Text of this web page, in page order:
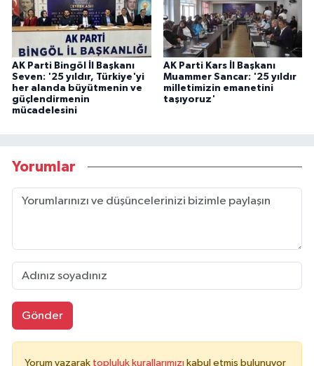
AK Parti Bingöl İl Başkanı
Seven: '25 yıldır, Türkiye'yi
her alanda büyütmenin ve
güçlendirmenin
mücadelesini
AK Parti Kars İl Başkanı
Muammer Sancar: '25 yıldır
milletimizin emanetini
taşıyoruz'
Yorumlar
Gönder
Yorum yazarak topluluk kurallarımızı kabul etmiş bulunuyor